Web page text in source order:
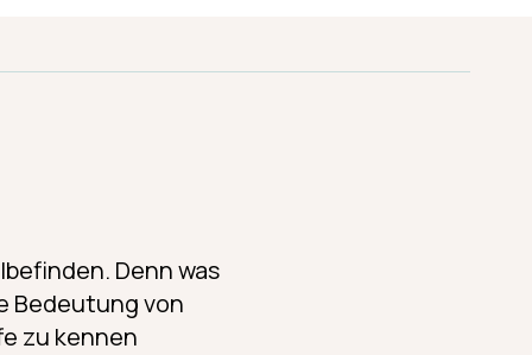
Denn was
Bedeutung von
zu kennen